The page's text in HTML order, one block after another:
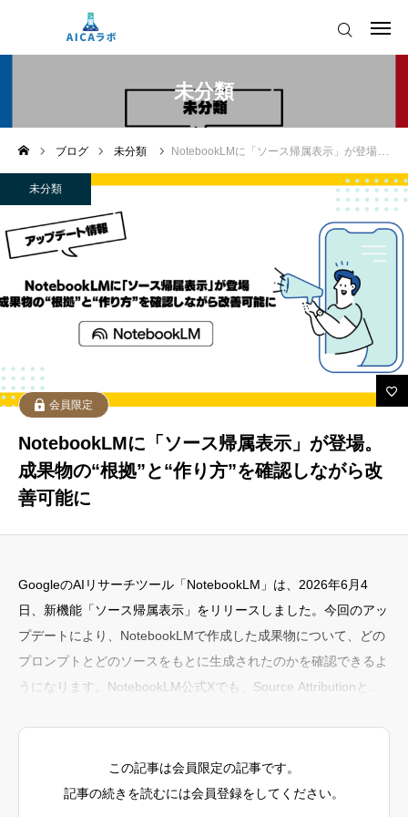
未分類
ブログ 未分類 NotebookLMに「ソース帰属表示」が登場。成果物の“根拠”と“作り方”を確認しながら改善可能に
未分類
会員限定
NotebookLMに「ソース帰属表示」が登場。
成果物の“根拠”と“作り方”を確認しながら改
善可能に
GoogleのAIリサーチツール「NotebookLM」は、2026年6月4
日、新機能「ソース帰属表示」をリリースしました。今回のアッ
プデートにより、NotebookLMで作成した成果物について、どの
プロンプトとどのソースをもとに生成されたのかを確認できるよ
うになります。NotebookLM公式Xでも、Source Attributionとし
程”を見えるようにする機能です。従来は、NotebookLMがレポー
トや要約、学習用資料などを作
この記事は会員限定の記事です。
記事の続きを読むには会員登録をしてください。
AIツールアップデート情報
AICAをご契約の皆様へ
AIツールアップデート情報
運営会社